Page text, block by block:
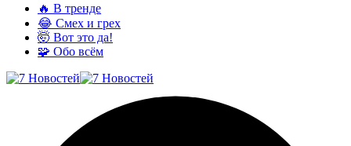
🔥 В тренде
😂 Смех и грех
🤯 Вот это да!
🧩 Обо всём